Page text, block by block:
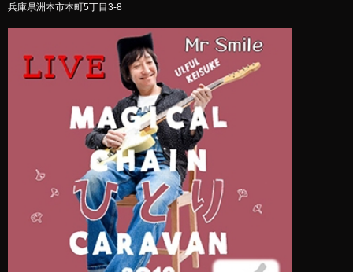
兵庫県洲本市本町5丁目3-8